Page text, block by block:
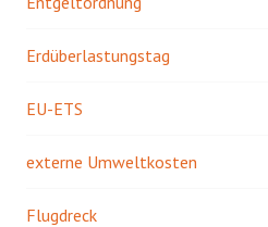
Erdüberlastungstag
EU-ETS
externe Umweltkosten
Flugdreck